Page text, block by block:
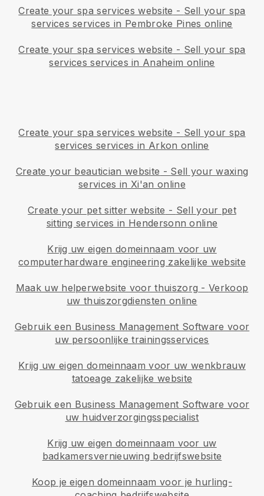
Create your spa services website - Sell your spa
services services in Pembroke Pines online
Create your spa services website - Sell your spa
services services in Anaheim online
Create your spa services website - Sell your spa
services services in Arkon online
Create your beautician website - Sell your waxing
services in Xi'an online
Create your pet sitter website - Sell your pet
sitting services in Hendersonn online
Krijg uw eigen domeinnaam voor uw
computerhardware engineering zakelijke website
Maak uw helperwebsite voor thuiszorg -Verkoop
uw thuiszorgdiensten online
Gebruik een Business Management Software voor
uw persoonlijke trainingsservices
Krijg uw eigen domeinnaam voor uw wenkbrauw
tatoeage zakelijke website
Gebruik een Business Management Software voor
uw huidverzorgingsspecialist
Krijg uw eigen domeinnaam voor uw
badkamersvernieuwing bedrijfswebsite
Koop je eigen domeinnaam voor je hurling-